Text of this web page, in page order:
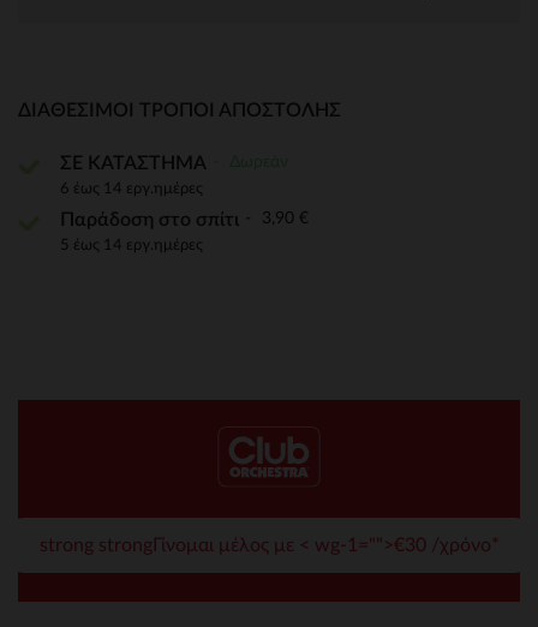
ΔΙΑΘΈΣΙΜΟΙ ΤΡΌΠΟΙ ΑΠΟΣΤΟΛΉΣ
ΣΕ ΚΑΤΑΣΤΗΜΑ
6 έως 14 εργ.ημέρες
Παράδοση στο σπίτι 3,90 €
5 έως 14 εργ.ημέρες
strong strongΓίνομαι μέλος με < wg-1="">€30 /χρόνο*